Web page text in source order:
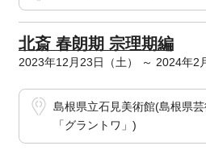
北斎 春朗期 宗理期編
2023年12月23日（土） ～ 2024年2
島根県立石見美術館(島根県
「グラントワ」)